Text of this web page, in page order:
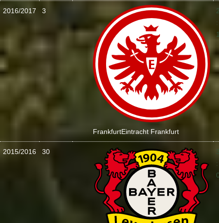
2016/2017 3
FrankfurtEintracht Frankfurt
:
2015/2016 30
: